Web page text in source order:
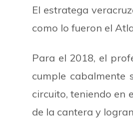
El estratega
como lo fueron el
Para el 2018, el
cumple
circuito, teniendo en
de la cantera y